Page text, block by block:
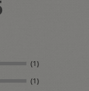
(1)
(1)